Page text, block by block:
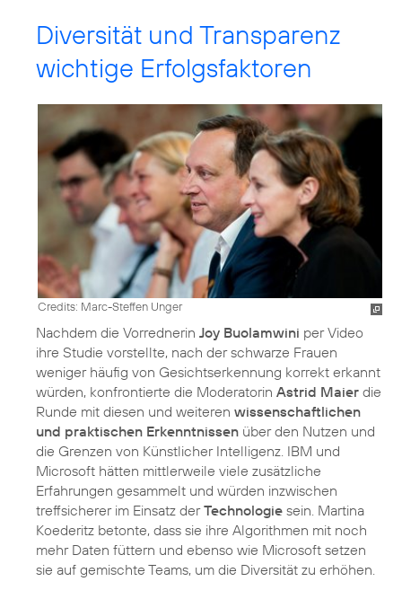
Diversität und Transparenz
wichtige Erfolgsfaktoren
Credits: Marc-Steffen Unger
Nachdem die Vorrednerin Joy Buolamwini per Video
ihre Studie vorstellte, nach der schwarze Frauen
weniger häufig von Gesichtserkennung korrekt erkannt
würden, konfrontierte die Moderatorin Astrid Maier die
Runde mit diesen und weiteren wissenschaftlichen
und praktischen Erkenntnissen über den Nutzen und
die Grenzen von Künstlicher Intelligenz. IBM und
Microsoft hätten mittlerweile viele zusätzliche
Erfahrungen gesammelt und würden inzwischen
treffsicherer im Einsatz derTechnologie sein. Martina
Koederitz betonte, dass sie ihre Algorithmen mit noch
mehr Daten füttern und ebenso wie Microsoft setzen
sie auf gemischte Teams, um die Diversität zu erhöhen.